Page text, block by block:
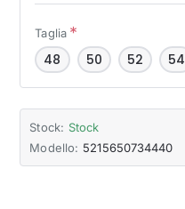
Stock: Stock
Modello: 5215650734440
Taglia
48 50 52 54